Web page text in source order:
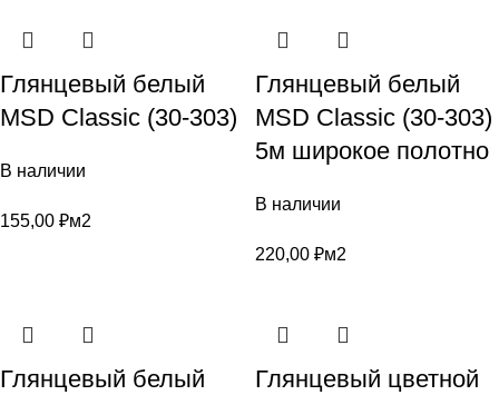
Глянцевый белый
MSD Classic (30-303)
В наличии
155,00 ₽м2
Глянцевый белый
MSD Classic (30-303)
5м широкое полотно
В наличии
220,00 ₽м2
Глянцевый белый
Глянцевый цветной